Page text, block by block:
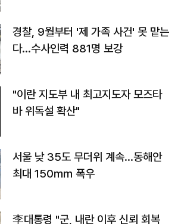
경찰, 9월부터 '제 가족 사건' 못 맡는
다…수사인력 881명 보강
"이란 지도부 내 최고지도자 모즈타
바 위독설 확산"
서울 낮 35도 무더위 계속…동해안
최대 150㎜ 폭우
李대통령 "군, 내란 이후 신뢰 회복